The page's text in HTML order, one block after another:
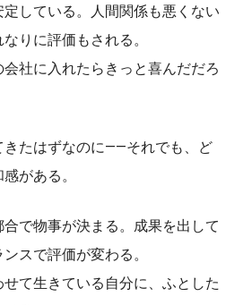
している。人間関係も悪くない
りに評価もされる。
社に入れたらきっと喜んだだろ
きたはずなのに——それでも、ど
がある。
で物事が決まる。成果を出して
スで評価が変わる。
て生きている自分に、ふとした